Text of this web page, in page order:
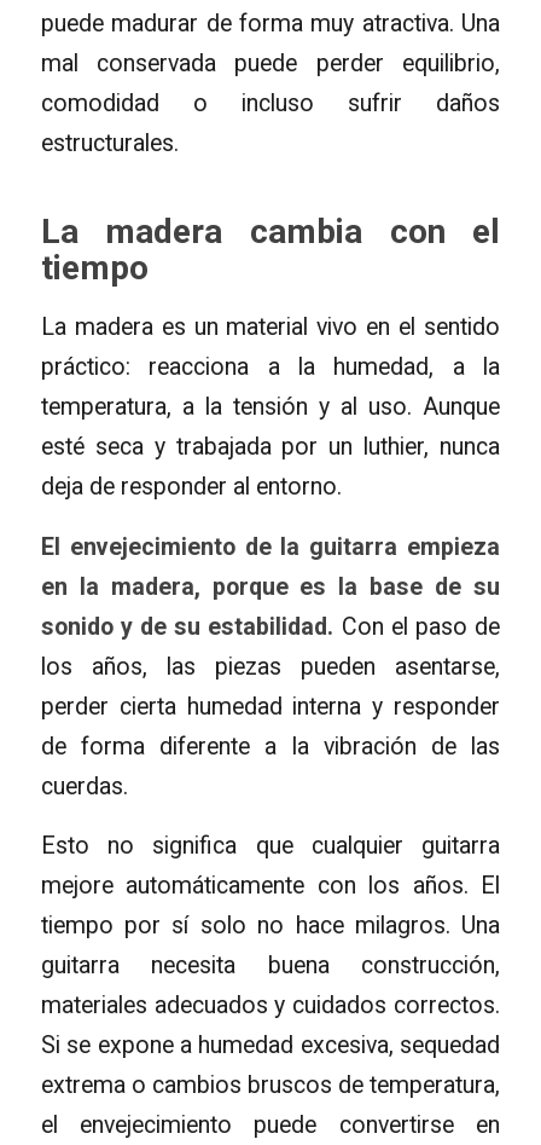
puede madurar de forma muy atractiva. Una
mal conservada puede perder equilibrio,
comodidad o incluso sufrir daños
estructurales.
La madera cambia con el
tiempo
La madera es un material vivo en el sentido
práctico: reacciona a la humedad, a la
temperatura, a la tensión y al uso. Aunque
esté seca y trabajada por un luthier, nunca
deja de responder al entorno.
El envejecimiento de la guitarra empieza
en la madera, porque es la base de su
sonido y de su estabilidad. Con el paso de
los años, las piezas pueden asentarse,
perder cierta humedad interna y responder
de forma diferente a la vibración de las
cuerdas.
Esto no significa que cualquier guitarra
mejore automáticamente con los años. El
tiempo por sí solo no hace milagros. Una
guitarra necesita buena construcción,
materiales adecuados y cuidados correctos.
Si se expone a humedad excesiva, sequedad
extrema o cambios bruscos de temperatura,
el envejecimiento puede convertirse en